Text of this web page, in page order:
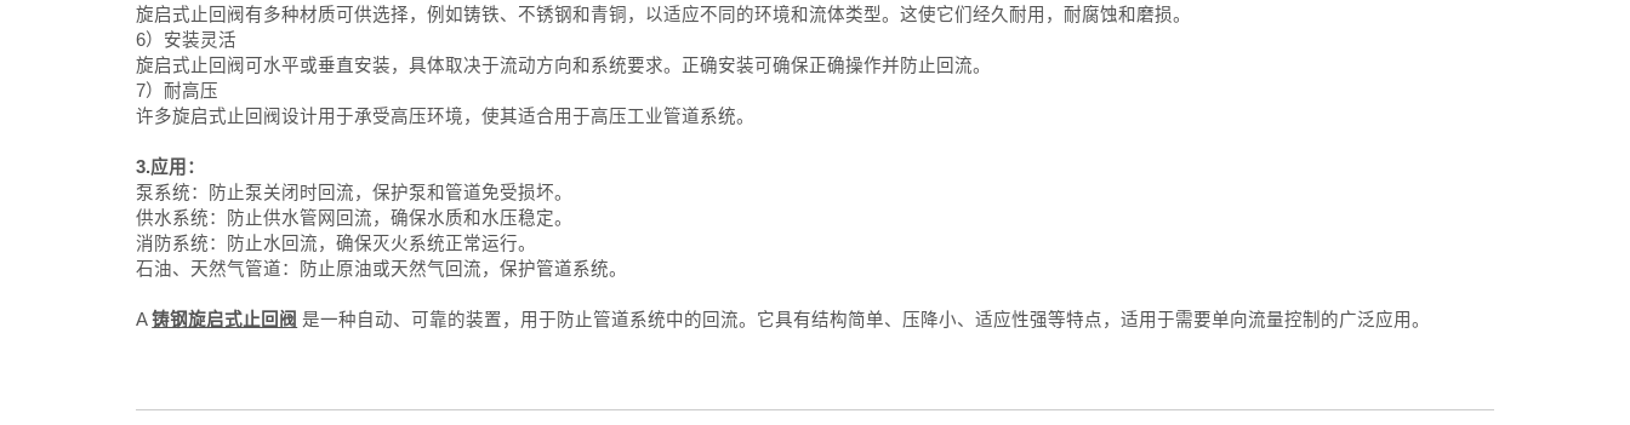
旋启式止回阀有多种材质可供选择，例如铸铁、不锈钢和青铜，以适应不同的环境和流体类型。这使它们经久耐用，耐腐蚀和磨损。
6）安装灵活
旋启式止回阀可水平或垂直安装，具体取决于流动方向和系统要求。正确安装可确保正确操作并防止回流。
7）耐高压
许多旋启式止回阀设计用于承受高压环境，使其适合用于高压工业管道系统。
3.应用：
泵系统：防止泵关闭时回流，保护泵和管道免受损坏。
供水系统：防止供水管网回流，确保水质和水压稳定。
消防系统：防止水回流，确保灭火系统正常运行。
石油、天然气管道：防止原油或天然气回流，保护管道系统。
A铸钢旋启式止回阀 是一种自动、可靠的装置，用于防止管道系统中的回流。它具有结构简单、压降小、适应性强等特点，适用于需要单向流量控制的广泛应用。